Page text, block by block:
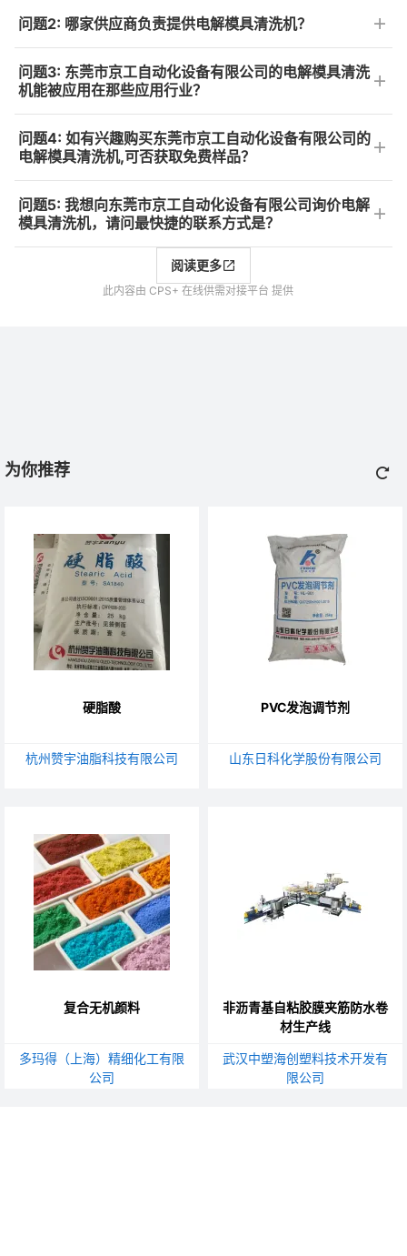
问题2: 哪家供应商负责提供电解模具清洗机？
问题3: 东莞市京工自动化设备有限公司的电解模具清洗
机能被应用在那些应用行业？
问题4: 如有兴趣购买东莞市京工自动化设备有限公司的
电解模具清洗机,可否获取免费样品？
问题5: 我想向东莞市京工自动化设备有限公司询价电解
模具清洗机，请问最快捷的联系方式是？
阅读更多
此内容由 CPS+ 在线供需对接平台 提供
为你推荐
硬脂酸
杭州赞宇油脂科技有限公司
PVC发泡调节剂
山东日科化学股份有限公司
复合无机颜料
多玛得（上海）精细化工有限
公司
非沥青基自粘胶膜夹筋防水卷
材生产线
武汉中塑海创塑料技术开发有
限公司